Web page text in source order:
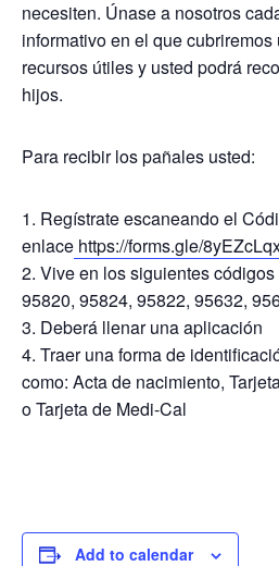
necesiten. Únase a nosotros
informativo en el que cubriremos
recursos útiles y usted podrá
hijos.
Para recibir los pañales usted:
Regístrate escaneando el
enlace https://forms.gle/
Vive en los siguientes
95820, 95824, 95822, 95632,
Deberá llenar una aplicación
Traer una forma de
como: Acta de nacimiento,
oTarjeta de Medi-Cal
Add to calendar